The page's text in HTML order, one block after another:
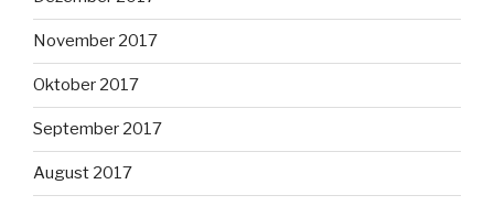
November 2017
Oktober 2017
September 2017
August 2017